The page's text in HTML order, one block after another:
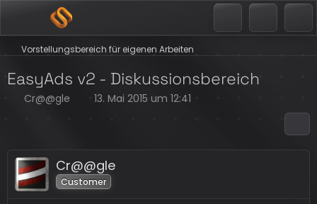
Vorstellungsbereich für eigenen Arbeiten
EasyAds v2 - Diskussionsbereich
Cr@@gle 13. Mai 2015 um 12:41
Cr@@gle
Customer